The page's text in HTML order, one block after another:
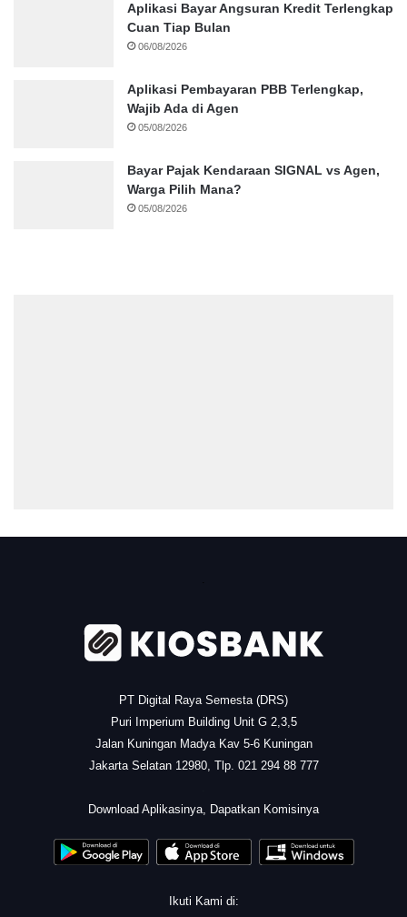
Aplikasi Bayar Angsuran Kredit Terlengkap
Cuan Tiap Bulan
06/08/2026
Aplikasi Pembayaran PBB Terlengkap,
Wajib Ada di Agen
05/08/2026
Bayar Pajak Kendaraan SIGNAL vs Agen,
Warga Pilih Mana?
05/08/2026
PT Digital Raya Semesta (DRS)
Puri Imperium Building Unit G 2,3,5
Jalan Kuningan Madya Kav 5-6 Kuningan
Jakarta Selatan 12980, Tlp. 021 294 88 777
Download Aplikasinya, Dapatkan Komisinya
Ikuti Kami di: